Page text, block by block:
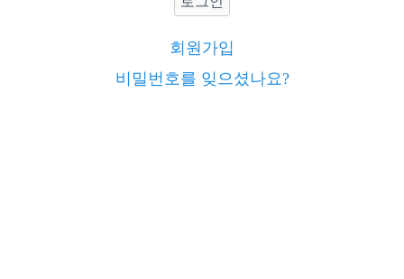
회원가입
비밀번호를 잊으셨나요?